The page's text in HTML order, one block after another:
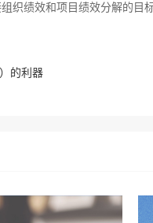
织绩效和项目绩效分解的目标
的利器